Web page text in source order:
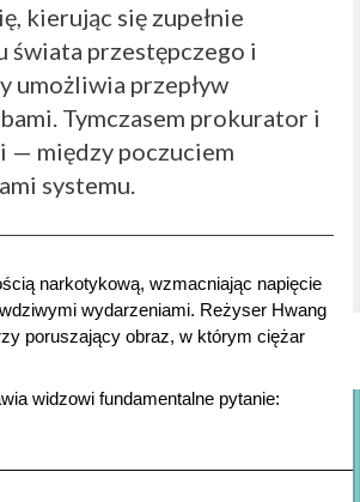
kierując się zupełnie
świata przestępczego i
umożliwia przepływ
Tymczasem prokurator i
— między poczuciem
systemu.
narkotykową, wzmacniając napięcie
wydarzeniami. Reżyser Hwang
poruszający obraz, w którym ciężar
widzowi fundamentalne pytanie: